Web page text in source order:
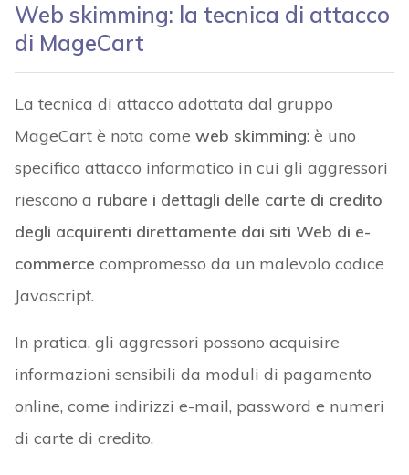
Web skimming: la tecnica di attacco
di MageCart
La tecnica di attacco adottata dal gruppo
MageCart è nota come web skimming: è uno
specifico attacco informatico in cui gli aggressori
riescono a rubare i dettagli delle carte di credito
degli acquirenti direttamente dai siti Web di e-
commerce compromesso da un malevolo codice
Javascript.
In pratica, gli aggressori possono acquisire
informazioni sensibili da moduli di pagamento
online, come indirizzi e-mail, password e numeri
di carte di credito.